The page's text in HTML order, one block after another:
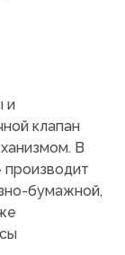
и
клапан
В
производит
бумажной,